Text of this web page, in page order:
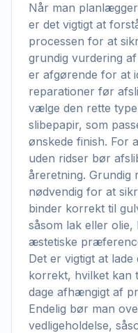
Når man
er det vigtigt at
processen for at
grundig vurdering
er afgørende for at
reparationer før
vælge den rette
slibepapir, som
ønskede finish. For
uden ridser bør
åreretning. Grundig
nødvendig for at
binder korrekt til
såsom lak eller
æstetiske
Det er vigtigt at
korrekt, hvilket kan
dage afhængigt af
Endelig bør man
vedligeholdelse,